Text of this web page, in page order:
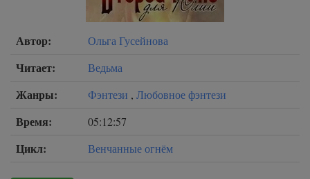
Автор: Ольга Гусейнова
Читает: Ведьма
Жанры: Фэнтези , Любовное фэнтези
Время: 05:12:57
Цикл: Венчанные огнём